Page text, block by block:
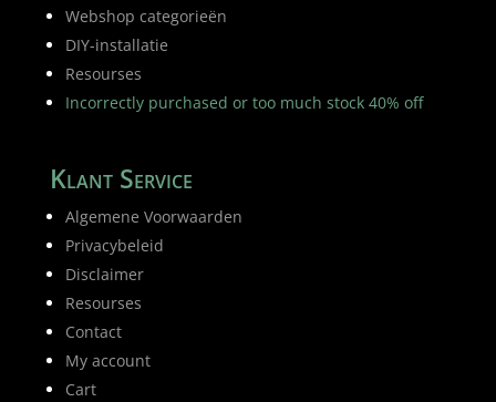
Webshop categorieën
DIY-installatie
Resourses
Incorrectly purchased or too much stock 40% off
Klant Service
Algemene Voorwaarden
Privacybeleid
Disclaimer
Resourses
Contact
My account
Cart